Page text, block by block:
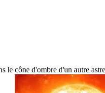
le cône d'ombre d'un autre